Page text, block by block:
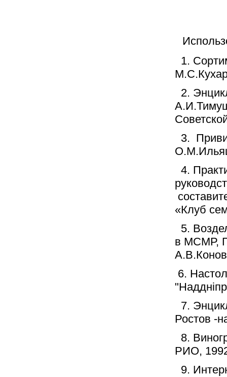
1.
2.
3.
4.
«Клуб
5.
в МСМР,
6.
7.
Ростов -
8.
РИО,
9.